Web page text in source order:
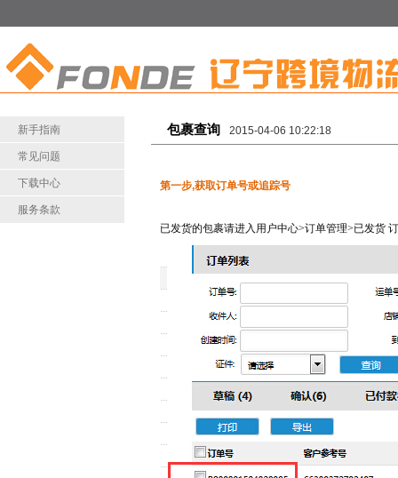
新手指南
常见问题
下载中心
服务条款
包裹查询 2015-04-06 10:22:18
第一步,获取订单号或追踪号
已发货的包裹请进入用户中心>订单管理>已发货